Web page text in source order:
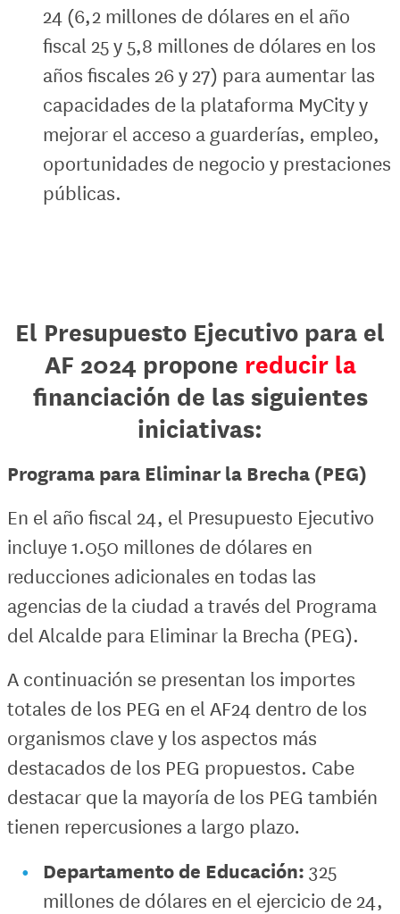
24 (6,2 millones de dólares en el año
fiscal 25 y 5,8 millones de dólares en los
años fiscales 26 y 27) para aumentar las
capacidades de la plataforma MyCity y
mejorar el acceso a guarderías, empleo,
oportunidades de negocio y prestaciones
públicas.
El Presupuesto Ejecutivo para el
AF 2024 propone reducir la
financiación de las siguientes
iniciativas:
Programa para Eliminar la Brecha (PEG)
En el año fiscal 24, el Presupuesto Ejecutivo
incluye 1.050 millones de dólares en
reducciones adicionales en todas las
agencias de la ciudad a través del Programa
del Alcalde para Eliminar la Brecha (PEG).
A continuación se presentan los importes
totales de los PEG en el AF24 dentro de los
organismos clave y los aspectos más
destacados de los PEG propuestos. Cabe
destacar que la mayoría de los PEG también
tienen repercusiones a largo plazo.
Departamento de Educación: 325
millones de dólares en el ejercicio de 24,